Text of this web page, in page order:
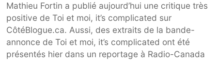
Mathieu Fortin a publié aujourd’hui une critique très
positive de Toi et moi, it’s complicated sur
CôtéBlogue.ca. Aussi, des extraits de la bande-
annonce de Toi et moi, it’s complicated ont été
présentés hier dans un reportage à Radio-Canada